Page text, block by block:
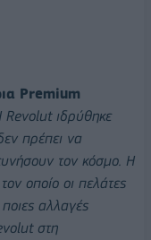
Premium
Revolut ιδρύθηκε
πρέπει να
τον κόσμο. Η
οποίο οι πελάτες
αλλαγές
στη